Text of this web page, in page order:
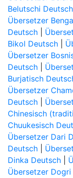
Belutschi Deutsch
Übersetzer
Deutsch|
Bikol Deutsch|
Übersetzer
Deutsch|
Burjatisch
Übersetzer
Deutsch|
Chinesisch
Chuukesisch
Übersetzer Dari
Deutsch|
Dinka Deutsch|
Übersetzer Dogri